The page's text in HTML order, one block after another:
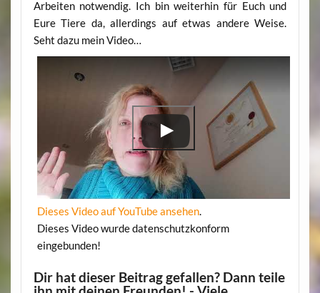
Arbeiten notwendig. Ich bin weiterhin für Euch und
Eure Tiere da, allerdings auf etwas andere Weise.
Seht dazu mein Video…
Dieses Video auf YouTube ansehen.
Dieses Video wurde datenschutzkonform
eingebunden!
Dir hat dieser Beitrag gefallen? Dann teile